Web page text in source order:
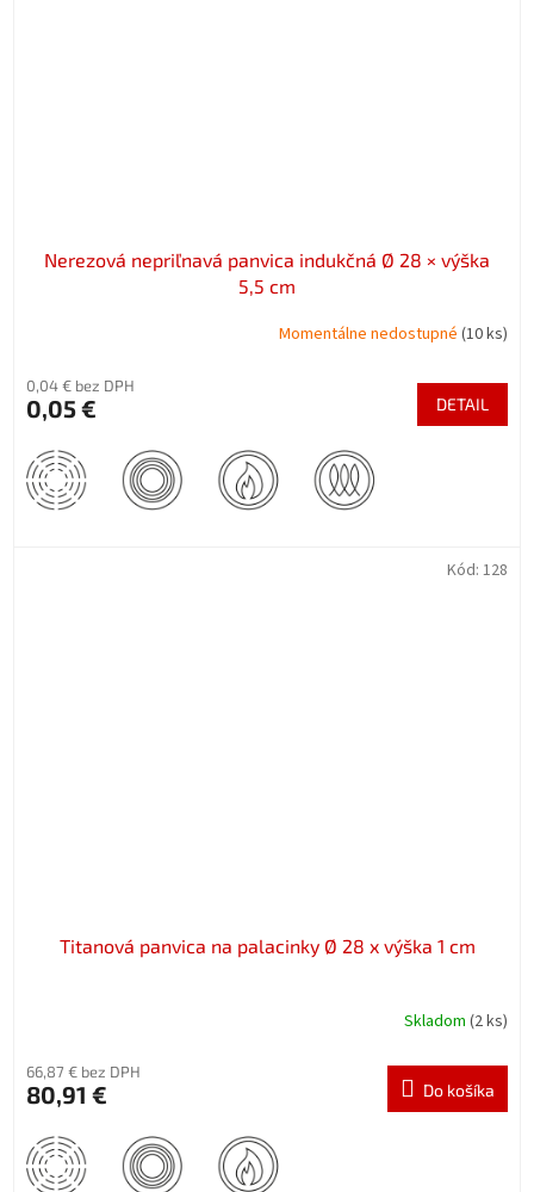
Nerezová nepriľnavá panvica indukčná Ø 28 × výška
5,5 cm
Momentálne nedostupné (10 ks)
0,04 € bez DPH
0,05 € DETAIL
Titanová panvica na palacinky Ø 28 x výška 1 cm
Skladom (2 ks)
66,87 € bez DPH
80,91 € Do košíka
Kód: 128